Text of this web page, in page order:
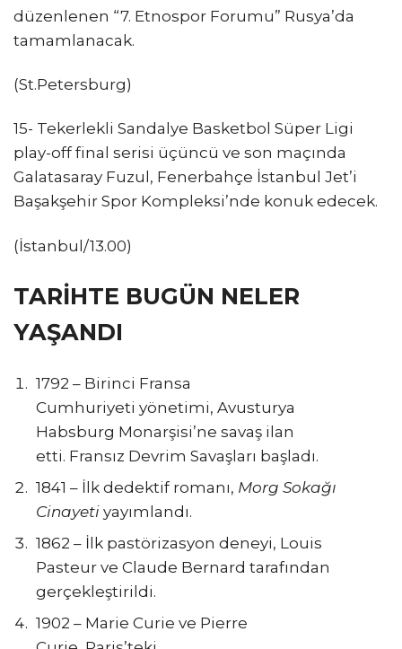
düzenlenen “7. Etnospor Forumu” Rusya’da
tamamlanacak.
(St.Petersburg)
15- Tekerlekli Sandalye Basketbol Süper Ligi
play-off final serisi üçüncü ve son maçında
Galatasaray Fuzul, Fenerbahçe İstanbul Jet’i
Başakşehir Spor Kompleksi’nde konuk edecek.
(İstanbul/13.00)
TARİHTE BUGÜN NELER
YAŞANDI
1792 – Birinci Fransa
Cumhuriyeti yönetimi, Avusturya
Habsburg Monarşisi’ne savaş ilan
etti. Fransız Devrim Savaşları başladı.
1841 – İlk dedektif romanı, Morg Sokağı
Cinayeti yayımlandı.
1862 – İlk pastörizasyon deneyi, Louis
Pasteur ve Claude Bernard tarafından
gerçekleştirildi.
1902 – Marie Curie ve Pierre